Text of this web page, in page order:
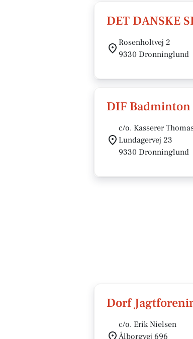
DET DANSKE
Rosenholtvej 2
9330 Dronninglund
DIF Badminton
c/o. Kasserer
Lundagervej 23
9330 Dronninglund
Dorf
c/o. Erik Nielsen
Ålborgvej 696